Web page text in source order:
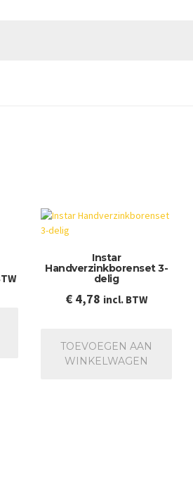
Instar
Handverzinkborenset 3-
delig
€ 4,78 incl. BTW
TOEVOEGEN AAN
WINKELWAGEN